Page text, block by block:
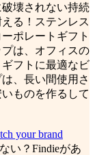
壊されない持続
る！ステンレス
ポレートギフト
は、オフィスの
フトに最適なビ
、長い間使用さ
ものを作るして
your brand
い？Findieがあ